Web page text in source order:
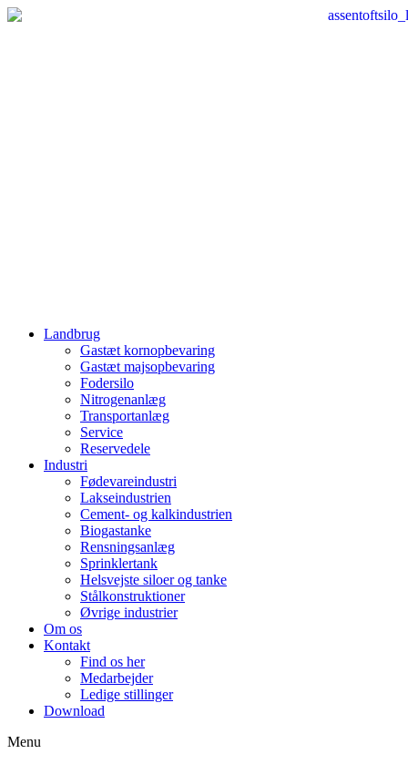
Videre
Landbrug
Gastæt kornopbevaring
Gastæt majsopbevaring
Fodersilo
Nitrogenanlæg
Transportanlæg
Service
Reservedele
Industri
Fødevareindustri
Lakseindustrien
Cement- og kalkindustrien
Biogastanke
Rensningsanlæg
Sprinklertank
Helsvejste siloer og tanke
Stålkonstruktioner
Øvrige industrier
Om os
Kontakt
Find os her
Medarbejder
Ledige stillinger
Download
Menu